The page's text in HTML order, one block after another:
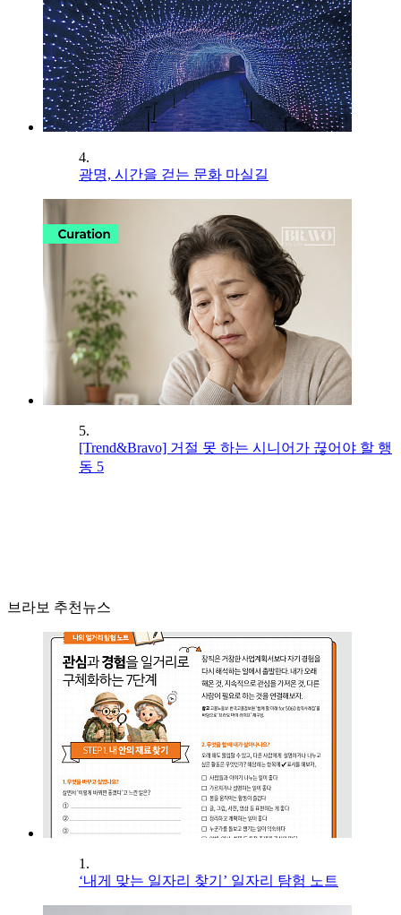
4.
광명, 시간을 걷는 문화 마실길
5.
[Trend&Bravo] 거절 못 하는 시니어가 끊어야 할 행
동 5
브라보 추천뉴스
1.
‘내게 맞는 일자리 찾기’ 일자리 탐험 노트